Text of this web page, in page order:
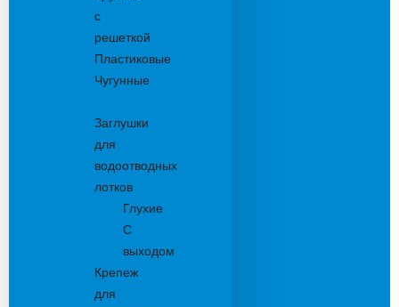
с
решеткой
Пластиковые
Чугунные
Заглушки
для
водоотводных
лотков
Глухие
С
выходом
Крепеж
для